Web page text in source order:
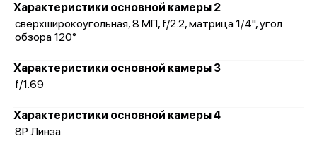
Характеристики основной камеры 2
сверхширокоугольная, 8 МП, f/2.2, матрица 1/4", угол
обзора 120°
Характеристики основной камеры 3
f/1.69
Характеристики основной камеры 4
8P Линза